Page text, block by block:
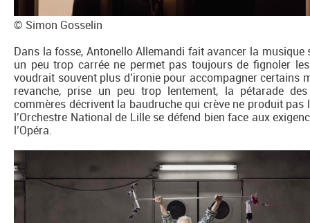
© Simon Gosselin
Dans la fosse, Antonello Allemandi fait avancer la
un peu trop carrée ne permet pas toujours de fignoler
voudrait souvent plus d’ironie pour accompagner certains
revanche, prise un peu trop lentement, la pétarade
commères décrivent la baudruche qui crève ne produit pas
l’Orchestre National de Lille se défend bien face aux
l’Opéra.